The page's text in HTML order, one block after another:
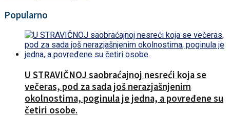
Popularno
U STRAVIČNOJ saobraćajnoj nesreći koja se
večeras, pod za sada još nerazjašnjenim
okolnostima, poginula je jedna, a povređene su
četiri osobe.